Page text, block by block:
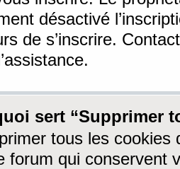
désactivé
de s’inscrire.
sert “Supprimer
tous les cookies
forum qui conservent